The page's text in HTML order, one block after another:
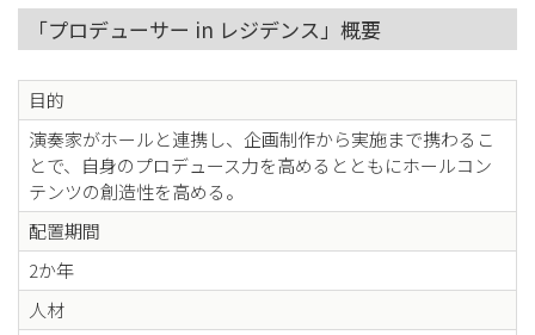
「プロデューサー in レジデンス」概要
目的
演奏家がホールと連携し、企画制作から実施まで携わるこ
とで、自身のプロデュース力を高めるとともにホールコン
テンツの創造性を高める。
配置期間
2か年
人材